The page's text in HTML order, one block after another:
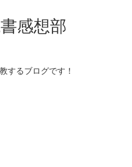
感想部
するブログです！